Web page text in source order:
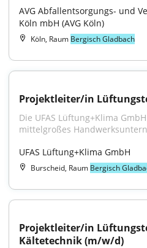
AVG Abfallentsorgungs- und
Köln mbH (AVG Köln)
Köln, Raum Bergisch Gladbach
Projektleiter/in
Die UFAS Lüftung+Klima
mittelgroßes
UFAS Lüftung+Klima GmbH
Burscheid, Raum Bergisch
Projektleiter/in
Kältetechnik (m/w/d)